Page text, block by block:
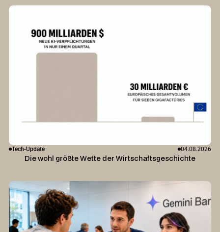
Tech-Update 04.08.2026
Die wohl größte Wette der Wirtschaftsgeschichte